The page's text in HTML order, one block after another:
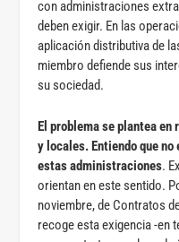
con administraciones
deben exigir. En las
aplicación distributiva de
miembro defiende sus
su sociedad.
El problema se plantea
y locales. Entiendo que
estas administraciones.
orientan en este sentido.
noviembre, de Contratos
recoge esta exigencia -en